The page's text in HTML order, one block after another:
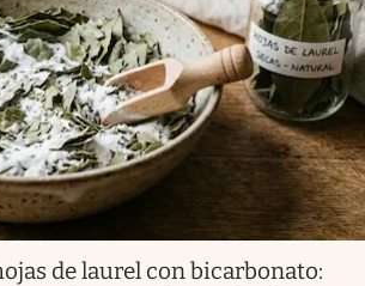
de laurel con bicarbonato: